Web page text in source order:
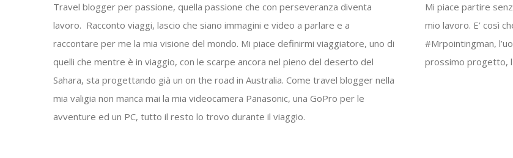
Travel blogger per passione, quella passione che con perseveranza diventa
lavoro. Racconto viaggi, lascio che siano immagini e video a parlare e a
raccontare per me la mia visione del mondo. Mi piace definirmi viaggiatore, uno di
quelli che mentre è in viaggio, con le scarpe ancora nel pieno del deserto del
Sahara, sta progettando già un on the road in Australia. Come travel blogger nella
mia valigia non manca mai la mia videocamera Panasonic, una GoPro per le
avventure ed un PC, tutto il resto lo trovo durante il viaggio.
Mi piace partire
mio lavoro. E’ così
#Mrpointingman,
prossimo progetto,